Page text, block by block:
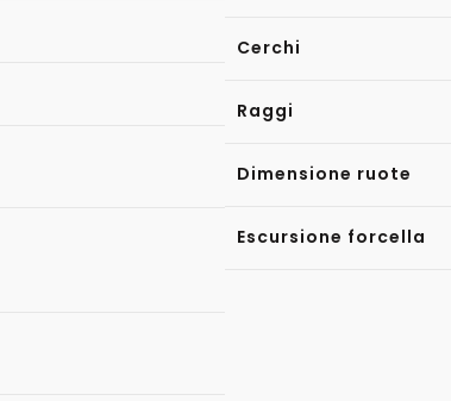
Cerchi
Raggi
Dimensione ruote
Escursione forcella